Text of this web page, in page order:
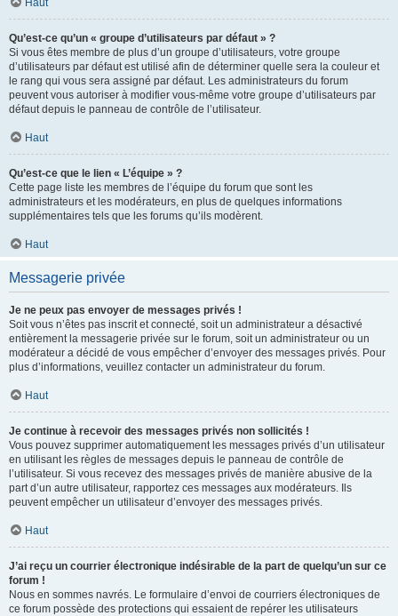
Haut
Qu’est-ce qu’un « groupe d’utilisateurs par défaut » ?
Si vous êtes membre de plus d’un groupe d’utilisateurs, votre groupe
d’utilisateurs par défaut est utilisé afin de déterminer quelle sera la couleur et
le rang qui vous sera assigné par défaut. Les administrateurs du forum
peuvent vous autoriser à modifier vous-même votre groupe d’utilisateurs par
défaut depuis le panneau de contrôle de l’utilisateur.
Haut
Qu’est-ce que le lien « L’équipe » ?
Cette page liste les membres de l’équipe du forum que sont les
administrateurs et les modérateurs, en plus de quelques informations
supplémentaires tels que les forums qu’ils modèrent.
Haut
Messagerie privée
Je ne peux pas envoyer de messages privés !
Soit vous n’êtes pas inscrit et connecté, soit un administrateur a désactivé
entièrement la messagerie privée sur le forum, soit un administrateur ou un
modérateur a décidé de vous empêcher d’envoyer des messages privés. Pour
plus d’informations, veuillez contacter un administrateur du forum.
Haut
Je continue à recevoir des messages privés non sollicités !
Vous pouvez supprimer automatiquement les messages privés d’un utilisateur
en utilisant les règles de messages depuis le panneau de contrôle de
l’utilisateur. Si vous recevez des messages privés de manière abusive de la
part d’un autre utilisateur, rapportez ces messages aux modérateurs. Ils
peuvent empêcher un utilisateur d’envoyer des messages privés.
Haut
J’ai reçu un courrier électronique indésirable de la part de quelqu’un sur ce
forum !
Nous en sommes navrés. Le formulaire d’envoi de courriers électroniques de
ce forum possède des protections qui essaient de repérer les utilisateurs